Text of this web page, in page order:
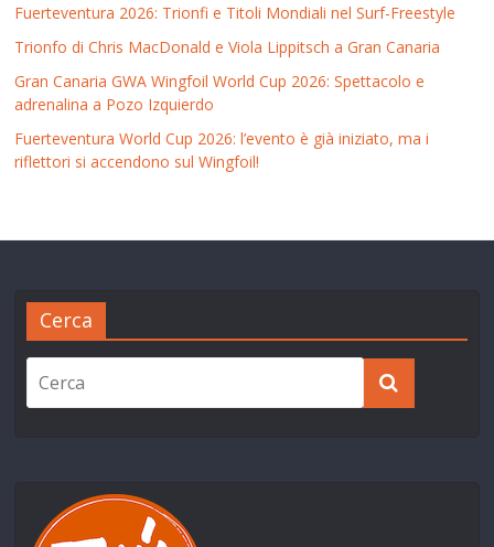
Fuerteventura 2026: Trionfi e Titoli Mondiali nel Surf-Freestyle
Trionfo di Chris MacDonald e Viola Lippitsch a Gran Canaria
Gran Canaria GWA Wingfoil World Cup 2026: Spettacolo e
adrenalina a Pozo Izquierdo
Fuerteventura World Cup 2026: l’evento è già iniziato, ma i
riflettori si accendono sul Wingfoil!
Cerca